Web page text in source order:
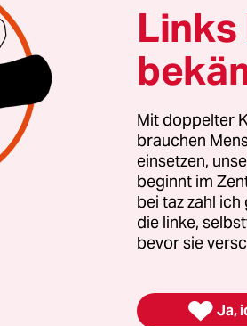
Wirtschaftsdelegation
Probleme mit der Crew,
als er am Zielort vor
von der
zu erkennen
für Chinas Modell hegt:
Elementen. Auch
in Berlin explizit
wünsche, sondern
Mit doppelter
brauchen
einsetzen,
beginnt im
bei taz zahl
die linke,
bevor sie
 Ja,